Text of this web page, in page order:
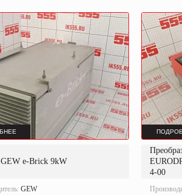
GEW e-Brick 9kW
GEW
4-00